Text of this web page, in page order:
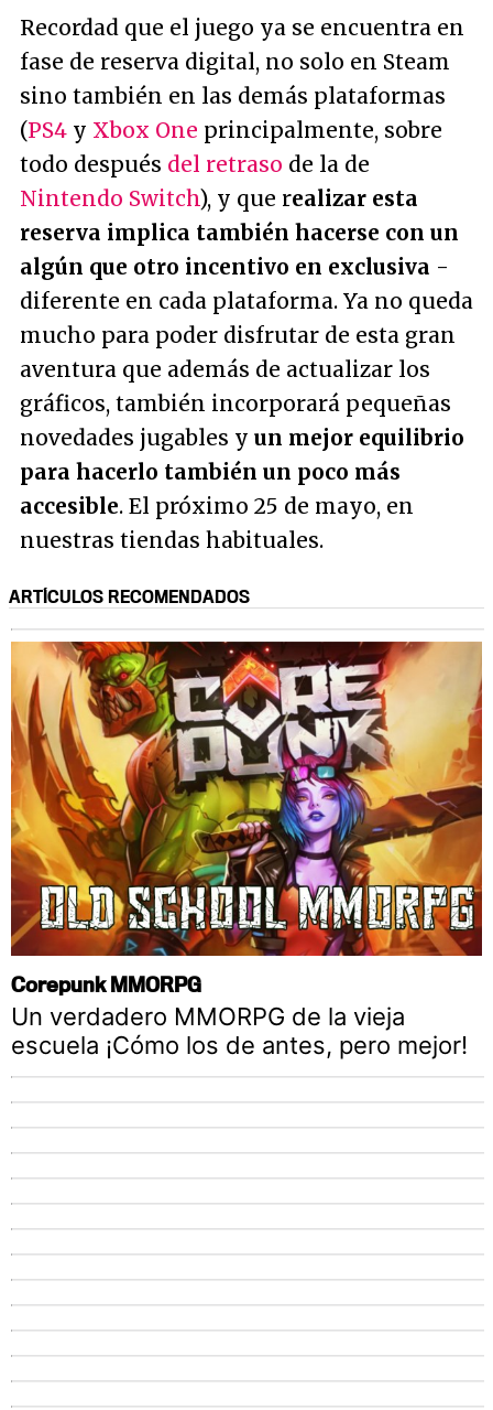
Recordad que el juego ya se encuentra en
fase de reserva digital, no solo en Steam
sino también en las demás plataformas
(PS4 y Xbox One principalmente, sobre
todo después del retraso de la de
Nintendo Switch), y que realizar esta
reserva implica también hacerse con un
algún que otro incentivo en exclusiva -
diferente en cada plataforma. Ya no queda
mucho para poder disfrutar de esta gran
aventura que además de actualizar los
gráficos, también incorporará pequeñas
novedades jugables y un mejor equilibrio
para hacerlo también un poco más
accesible. El próximo 25 de mayo, en
nuestras tiendas habituales.
ARTÍCULOS RECOMENDADOS
Corepunk MMORPG
Un verdadero MMORPG de la vieja
escuela ¡Cómo los de antes, pero mejor!